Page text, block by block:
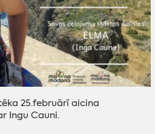
25.februārī aicina
Ingu Cauni.